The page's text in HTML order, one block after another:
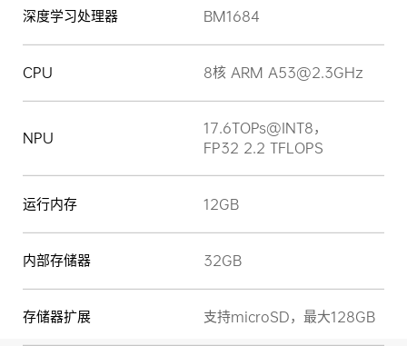
深度学习处理器 BM1684
CPU 8核 ARM A53@2.3GHz
NPU
17.6TOPs@INT8，
FP32 2.2 TFLOPS
运行内存 12GB
内部存储器 32GB
存储器扩展 支持microSD，最大128GB